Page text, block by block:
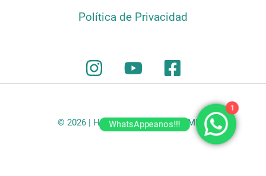
Política de Privacidad
© 2026 | HATILLO COFFEE COLOMBIA
1
WhatsAppeanos!!!